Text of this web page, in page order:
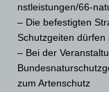
nstleistungen/66-
– Die befestigten
Schutzgeiten dürfen
– Bei der
zum Artenschutz